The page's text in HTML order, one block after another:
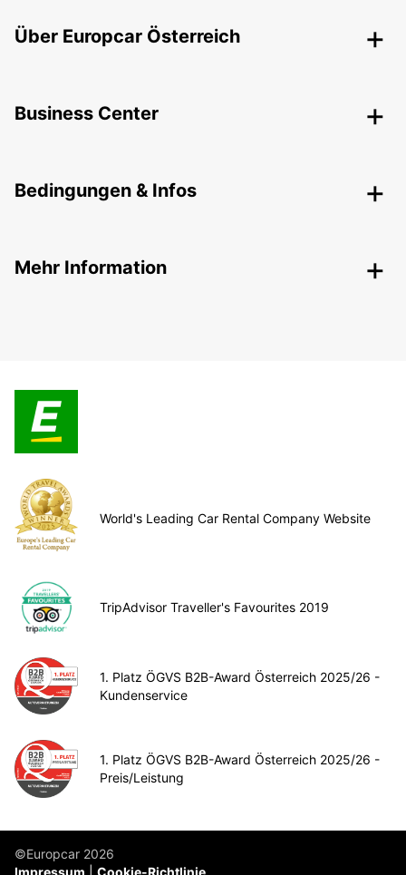
Über Europcar Österreich
Business Center
Bedingungen & Infos
Mehr Information
World's Leading Car Rental Company Website
TripAdvisor Traveller's Favourites 2019
1. Platz ÖGVS B2B-Award Österreich 2025/26 -
Kundenservice
1. Platz ÖGVS B2B-Award Österreich 2025/26 -
Preis/Leistung
©Europcar 2026
Impressum
Cookie-Richtlinie